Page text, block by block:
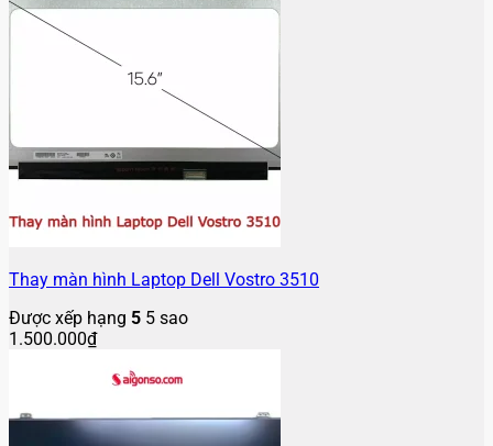
Thay màn hình Laptop Dell Vostro 3510
Được xếp hạng 5 5 sao
1.500.000₫